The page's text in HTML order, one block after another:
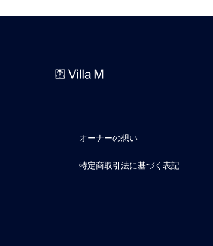
オーナーの想い
特定商取引法に基づく表記